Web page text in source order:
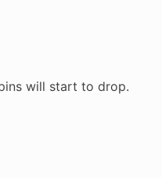
will start to drop.